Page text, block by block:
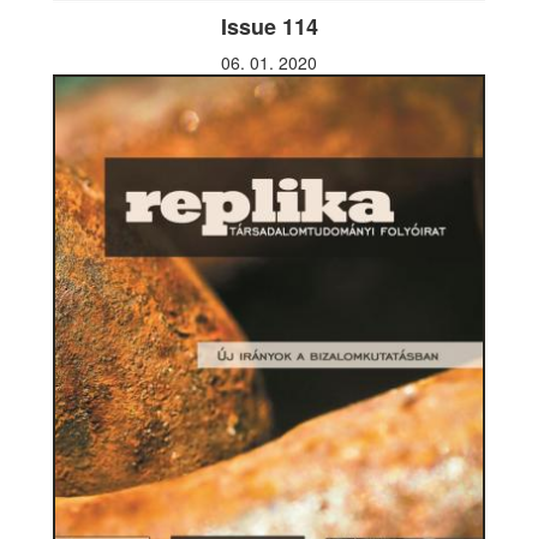
Issue 114
06. 01. 2020